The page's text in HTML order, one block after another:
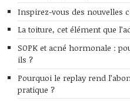
Inspirez-vous des nouvelles
La toiture, cet élément que
SOPK et acné hormonale :
ils ?
Pourquoi le replay rend
pratique ?